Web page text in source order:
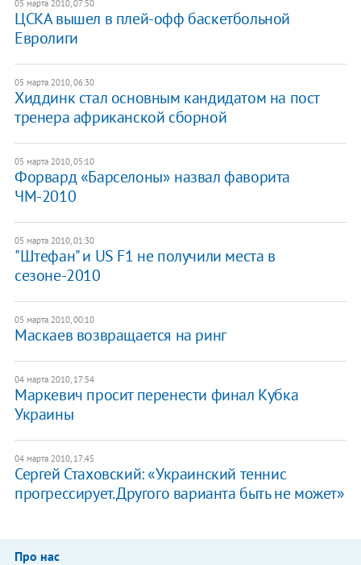
05 марта 2010, 07:50
ЦСКА вышел в плей-офф баскетбольной
Евролиги
05 марта 2010, 06:30
Хиддинк стал основным кандидатом на пост
тренера африканской сборной
05 марта 2010, 05:10
Форвард «Барселоны» назвал фаворита
ЧМ-2010
05 марта 2010, 01:30
"Штефан" и US F1 не получили места в
сезоне-2010
05 марта 2010, 00:10
Маскаев возвращается на ринг
04 марта 2010, 17:54
Маркевич просит перенести финал Кубка
Украины
04 марта 2010, 17:45
Сергей Стаховский: «Украинский теннис
прогрессирует. Другого варианта быть не может»
Про нас